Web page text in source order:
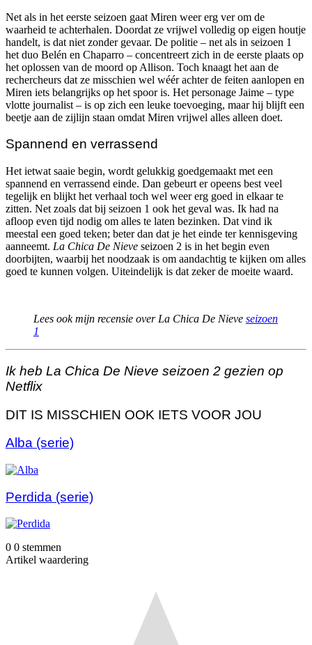
Net als in het eerste seizoen gaat Miren weer erg ver om de
waarheid te achterhalen. Doordat ze vrijwel volledig op eigen houtje
handelt, is dat niet zonder gevaar. De politie – net als in seizoen 1
het duo Belén en Chaparro – concentreert zich in de eerste plaats op
het oplossen van de moord op Allison. Toch knaagt het aan de
rechercheurs dat ze misschien wel wéér achter de feiten aanlopen en
Miren iets belangrijks op het spoor is. Het personage Jaime – type
vlotte journalist – is op zich een leuke toevoeging, maar hij blijft een
beetje aan de zijlijn staan omdat Miren vrijwel alles alleen doet.
Spannend en verrassend
Het ietwat saaie begin, wordt gelukkig goedgemaakt met een
spannend en verrassend einde. Dan gebeurt er opeens best veel
tegelijk en blijkt het verhaal toch wel weer erg goed in elkaar te
zitten. Net zoals dat bij seizoen 1 ook het geval was. Ik had na
afloop even tijd nodig om alles te laten bezinken. Dat vind ik
meestal een goed teken; beter dan dat je het einde ter kennisgeving
aanneemt. La Chica De Nieve seizoen 2 is in het begin even
doorbijten, waarbij het noodzaak is om aandachtig te kijken om alles
goed te kunnen volgen. Uiteindelijk is dat zeker de moeite waard.
Lees ook mijn recensie over La Chica De Nieve seizoen
1
Ik heb La Chica De Nieve seizoen 2 gezien op
Netflix
DIT IS MISSCHIEN OOK IETS VOOR JOU
Alba (serie)
Perdida (serie)
0 0 stemmen
Artikel waardering